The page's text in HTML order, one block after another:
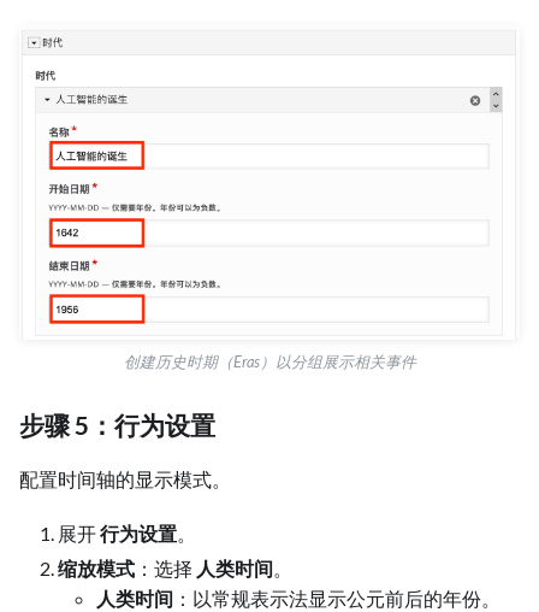
创建历史时期（Eras）以分组展示相关事件
步骤 5：行为设置
配置时间轴的显示模式。
展开行为设置。
缩放模式 ：选择 人类时间。
人类时间 ：以常规表示法显示公元前后的年份。